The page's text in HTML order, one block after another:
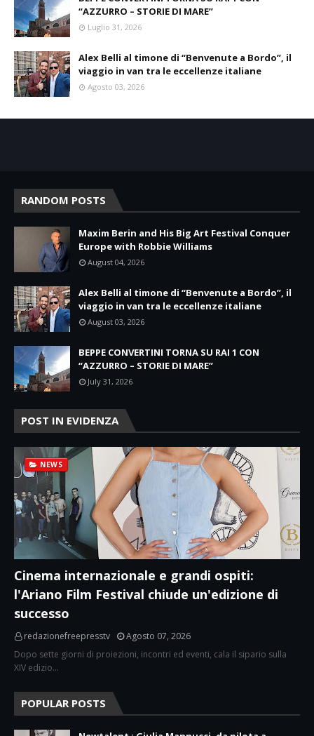
“AZZURRO – STORIE DI MARE”
Luglio 31, 2026
Alex Belli al timone di “Benvenute a Bordo”, il
viaggio in van tra le eccellenze italiane
Agosto 03, 2026
RANDOM POSTS
Maxim Berin and His Big Art Festival Conquer
Europe with Robbie Williams
August 04, 2026
Alex Belli al timone di “Benvenute a Bordo”, il
viaggio in van tra le eccellenze italiane
August 03, 2026
BEPPE CONVERTINI TORNA SU RAI 1 CON
“AZZURRO – STORIE DI MARE”
July 31, 2026
POST IN EVIDENZA
NEWS
Cinema internazionale e grandi ospiti:
l'Ariano Film Festival chiude un'edizione di
successo
redazionefreepresstv
Agosto 07, 2026
Dopo sette giorni di proiezioni, incontri ed eventi, cala il sipario sulla
XIV edizio…
POPULAR POSTS